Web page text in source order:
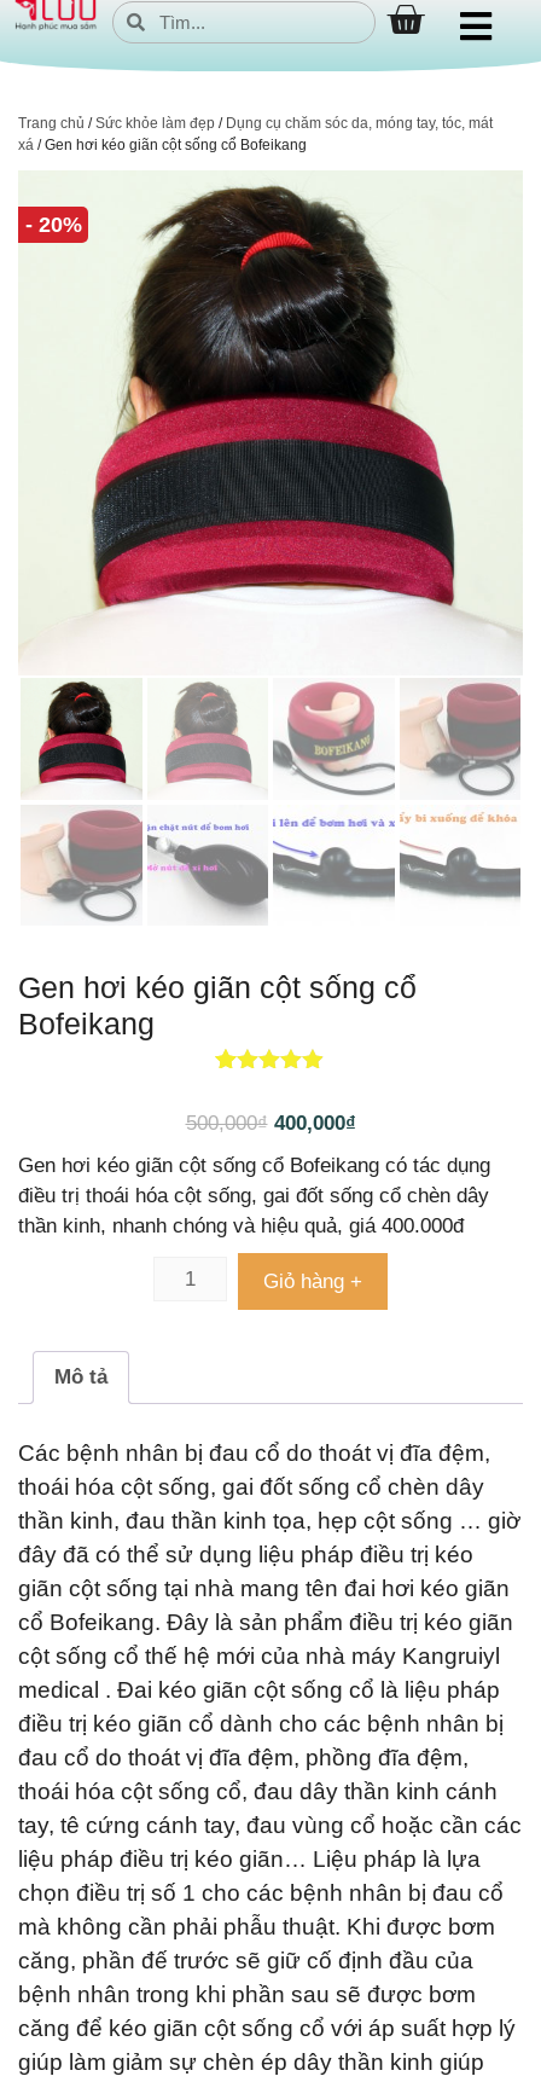
Trang chủ /Sức khỏe làm đẹp / Dụng cụ chăm sóc da, móng tay, tóc, mát
xá / Gen hơi kéo giãn cột sống cổ Bofeikang
- 20%
Gen hơi kéo giãn cột sống cổ
Bofeikang
đánh giá
500,000₫ 400,000₫
Gen hơi kéo giãn cột sống cổ Bofeikang có tác dụng
điều trị thoái hóa cột sống, gai đốt sống cổ chèn dây
thần kinh, nhanh chóng và hiệu quả, giá 400.000đ
Giỏ hàng +
Mô tả
Các bệnh nhân bị đau cổ do thoát vị đĩa đệm,
thoái hóa cột sống, gai đốt sống cổ chèn dây
thần kinh, đau thần kinh tọa, hẹp cột sống … giờ
đây đã có thể sử dụng liệu pháp điều trị kéo
giãn cột sống tại nhà mang tên đai hơi kéo giãn
cổ Bofeikang. Đây là sản phẩm điều trị kéo giãn
cột sống cổ thế hệ mới của nhà máy Kangruiyl
medical . Đai kéo giãn cột sống cổ là liệu pháp
điều trị kéo giãn cổ dành cho các bệnh nhân bị
đau cổ do thoát vị đĩa đệm, phồng đĩa đệm,
thoái hóa cột sống cổ, đau dây thần kinh cánh
tay, tê cứng cánh tay, đau vùng cổ hoặc cần các
liệu pháp điều trị kéo giãn… Liệu pháp là lựa
chọn điều trị số 1 cho các bệnh nhân bị đau cổ
mà không cần phải phẫu thuật. Khi được bơm
căng, phần đế trước sẽ giữ cố định đầu của
bệnh nhân trong khi phần sau sẽ được bơm
căng để kéo giãn cột sống cổ với áp suất hợp lý
giúp làm giảm sự chèn ép dây thần kinh giúp